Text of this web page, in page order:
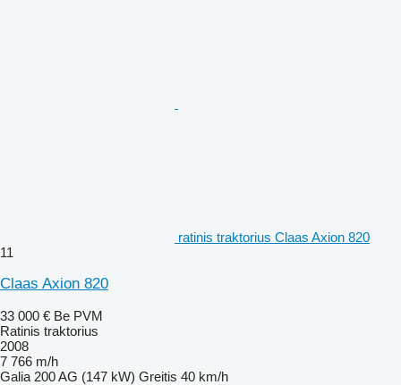
ratinis traktorius Claas Axion 820
11
Claas Axion 820
33 000 € Be PVM
Ratinis traktorius
2008
7 766 m/h
Galia 200 AG (147 kW) Greitis 40 km/h